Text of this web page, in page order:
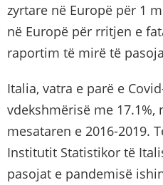
zyrtare në Europë për 1
në Europë për rritjen e
raportim të mirë të
Italia, vatra e parë e
vdekshmërisë me 17.1%,
mesataren e 2016-2019.
Institutit Statistikor të
pasojat e pandemisë